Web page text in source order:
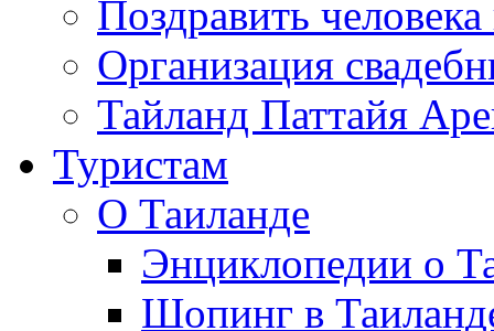
Поздравить
Организация
Тайланд Паттайя
Туристам
О Таиланде
Энциклопедии о
Шопинг в